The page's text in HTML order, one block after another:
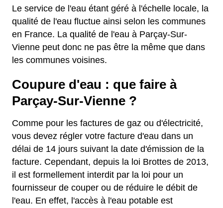
Le service de l'eau étant géré à l'échelle locale, la
qualité de l'eau fluctue ainsi selon les communes
en France. La qualité de l'eau à Parçay-Sur-
Vienne peut donc ne pas être la même que dans
les communes voisines.
Coupure d'eau : que faire à
Parçay-Sur-Vienne ?
Comme pour les factures de gaz ou d'électricité,
vous devez régler votre facture d'eau dans un
délai de 14 jours suivant la date d'émission de la
facture. Cependant, depuis la loi Brottes de 2013,
il est formellement interdit par la loi pour un
fournisseur de couper ou de réduire le débit de
l'eau. En effet, l'accès à l'eau potable est